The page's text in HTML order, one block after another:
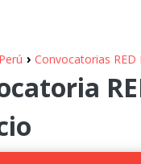
› Convocatorias RED